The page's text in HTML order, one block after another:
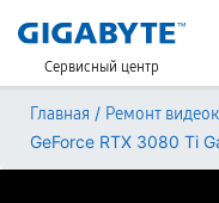
Сервисный центр
Главная / Ремонт
GeForce RTX 3080 Ti